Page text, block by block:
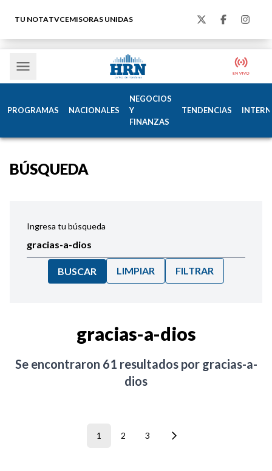
TU NOTATVCEMISORAS UNIDAS
PROGRAMAS NACIONALES
NEGOCIOS
Y
FINANZAS
TENDENCIAS
BÚSQUEDA
Ingresa tu búsqueda
BUSCAR LIMPIAR FILTRAR
gracias-a-dios
Se encontraron 61 resultados por gracias-a-
dios
1 2 3